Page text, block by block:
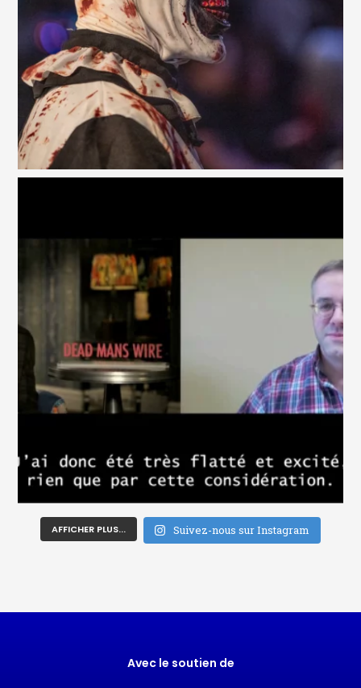
AFFICHER PLUS... Suivez-nous sur Instagram
Avec le soutien de